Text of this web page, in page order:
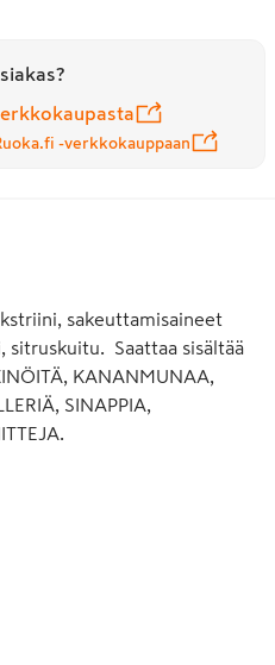
-verkkokauppaan
sakeuttamisaineet
sitruskuitu. Saattaa sisältää
KANANMUNAA,
SINAPPIA,